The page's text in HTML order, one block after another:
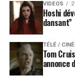
VIDEOS
Hoshi
dansant”
TÉLÉ /
Tom
annonce